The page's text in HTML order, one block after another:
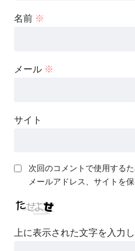
名前 ※
メール ※
サイト
次回のコメントで使用する
メールアドレス、サイトを保
上に表示された文字を入力